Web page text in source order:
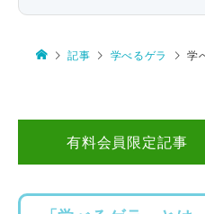
記事 学べるゲラ 学
有料会員限定記事